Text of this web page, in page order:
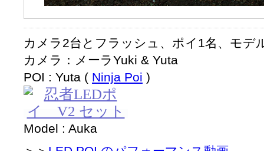
カメラ2台とフラッシュ、ポイ1名、モデ
カメラ：メーラYuki & Yuta
POI : Yuta ( Ninja Poi )
Model : Auka